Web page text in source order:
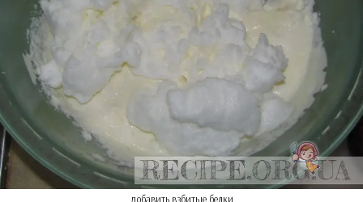
добавить взбитые белки